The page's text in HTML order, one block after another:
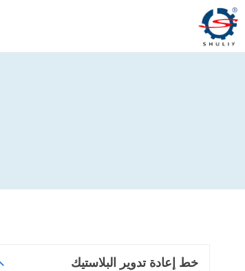
التجاوز
إلى
المحتوى
خط إعادة تدوير البلاستيك